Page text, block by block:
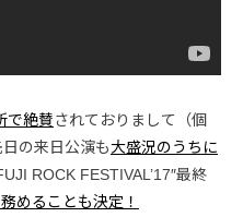
で絶賛されておりまして（個
の来日公演も大盛況のうちに
ROCK FESTIVAL’17″最終
めることも決定！